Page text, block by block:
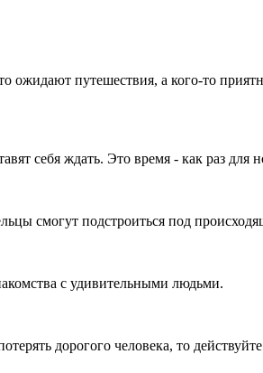
путешествия, а кого-то
себя ждать. Это время - как раз для
смогут подстроиться под
с удивительными людьми.
дорогого человека, то